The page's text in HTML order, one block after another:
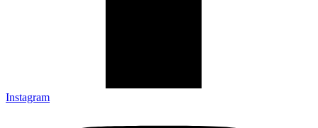
Instagram